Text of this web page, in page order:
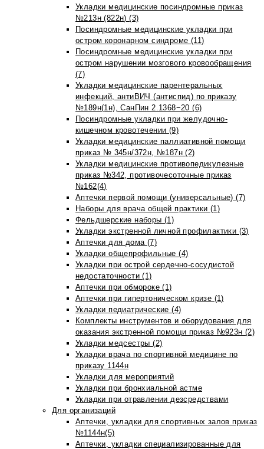
Укладки медицинские посиндромные приказ
№213н (822н) (3)
Посиндромные медицинские укладки при
остром коронарном синдроме (11)
Посиндромные медицинские укладки при
остром нарушении мозгового кровообращения
(7)
Укладки медицинские парентеральных
инфекций, антиВИЧ (антиспид) по приказу
№189н(1н), СанПин 2.1368−20 (6)
Посиндромные укладки при желудочно-
кишечном кровотечении (9)
Укладки медицинские паллиативной помощи
приказ № 345н/372н, №187н (2)
Укладки медицинские противопедикулезные
приказ №342, противочесоточные приказ
№162(4)
Аптечки первой помощи (универсальные) (7)
Наборы для врача общей практики (1)
Фельдшерские наборы (1)
Укладки экстренной личной профилактики (3)
Аптечки для дома (7)
Укладки общепрофильные (4)
Укладки при острой сердечно-сосудистой
недостаточности (1)
Аптечки при обмороке (1)
Аптечки при гипертоническом кризе (1)
Укладки педиатрические (4)
Комплекты инструментов и оборудования для
оказания экстренной помощи приказ №923н (2)
Укладки медсестры (2)
Укладки врача по спортивной медицине по
приказу 1144н
Укладки для мероприятий
Укладки при бронхиальной астме
Укладки при отравлении дезсредствами
Для организаций
Аптечки, укладки для спортивных залов приказ
№1144н(5)
Аптечки, укладки специализированные для